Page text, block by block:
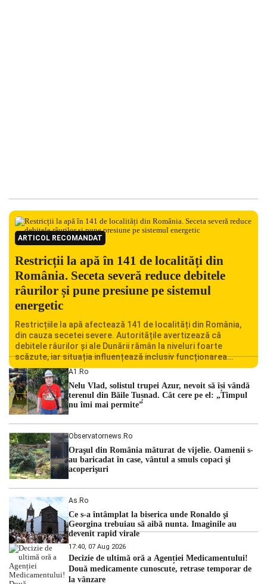
ARTICOL RECOMANDAT
Restricții la apă în 141 de localități din
România. Seceta severă reduce debitele
râurilor și pune presiune pe sistemul
energetic
Restricțiile la apă afectează 141 de localități din România,
din cauza secetei severe. Autoritățile avertizează că
debitele râurilor și ale Dunării rămân la niveluri foarte
scăzute, iar situația influențează inclusiv funcționarea
Centralei Nucleare de la Cernavodă. România se confruntă
cu una dintre cele mai dificile perioade din punct de vedere
hidrologic din ultimii ani. Lipsa […]
A1.ro
Nelu Vlad, solistul trupei Azur, nevoit să își vândă
terenul din Băile Tușnad. Cât cere pe el: „Timpul
nu îmi mai permite”
Observatornews.ro
Oraşul din România măturat de vijelie. Oamenii s-
au baricadat în case, vântul a smuls copaci şi
acoperişuri
As.ro
Ce s-a întâmplat la biserica unde Ronaldo şi
Georgina trebuiau să aibă nunta. Imaginile au
devenit rapid virale
17:40, 07 Aug 2026
Decizie de ultimă oră a Agenției Medicamentului!
Două medicamente cunoscute, retrase temporar de
la vânzare